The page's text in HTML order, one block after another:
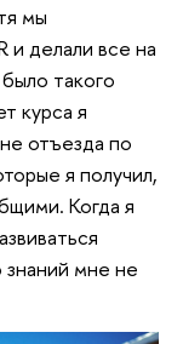
мы
и делали все на
такого
курса я
отъезда по
я получил,
Когда я
мне не